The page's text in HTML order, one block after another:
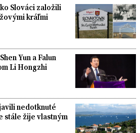
Slováci založili
kráľmi
Yun a Falun
Li Hongzhi
nedotknuté
stále žije vlastným